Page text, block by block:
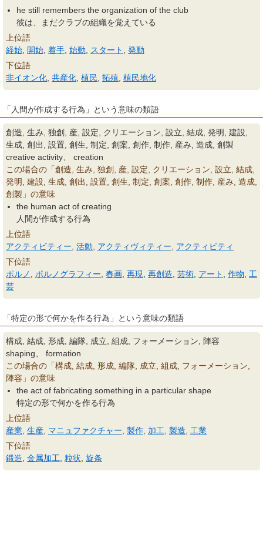
he still remembers the organization of the club
彼は、まだクラブの組織を覚えている
上位語
経始 開始 着手 始動 スタート
発動
下位語
非イオン化 共産化 植民 拓殖 植民地化
「人間が作成する行為」という意味の類語
創造, 生み, 独創, 産, 設定, クリエーション, 設立, 結成, 発明, 建設,
生成, 創出, 設置, 創生, 制定, 創案, 創作, 制作, 産み, 造成, 創製
creative activity、 creation
この場合の「創造, 生み, 独創, 産, 設定, クリエーション, 設立, 結成,
発明, 建設, 生成, 創出, 設置, 創生, 制定, 創案, 創作, 制作, 産み, 造成,
創製」の意味
the human act of creating
人間が作成する行為
上位語
アクティビティー 活動 アクティヴィティー
アクティビティ
下位語
ポルノ
ポルノグラフィー 春画 再現 再創造 芸術 アート 作物
工
芸
「特定の形で何かを作る行為」という意味の類語
構成, 結成, 形成, 編隊, 成立, 組成, フォーメーション, 陣容
shaping、 formation
この場合の「構成, 結成, 形成, 編隊, 成立, 組成, フォーメーション,
陣容」の意味
the act of fabricating something in a particular shape
特定の形で何かを作る行為
上位語
産業 生産 マニュファクチャー 製作 加工 製造
工業
下位語
鍛造 金属加工 粒状 旋条